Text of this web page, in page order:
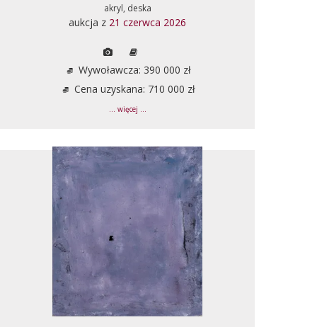
akryl, deska
aukcja z 21 czerwca 2026
Wywoławcza: 390 000 zł
Cena uzyskana: 710 000 zł
... więcej ...